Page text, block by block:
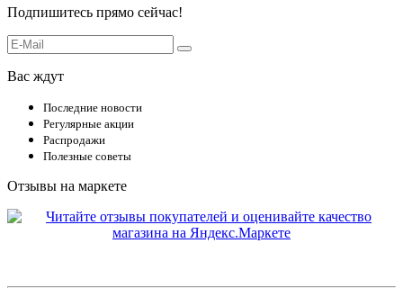
Подпишитесь прямо сейчас!
Вас ждут
Последние новости
Регулярные акции
Распродажи
Полезные советы
Отзывы на маркете